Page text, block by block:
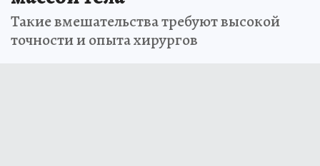
Такие вмешательства требуют высокой
точности и опыта хирургов